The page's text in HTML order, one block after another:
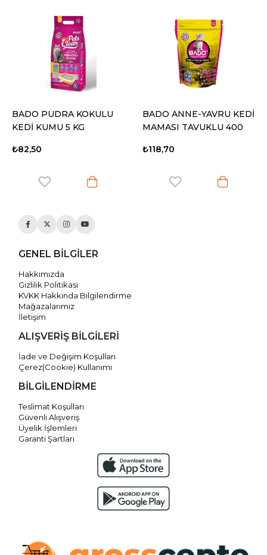
BADO PUDRA KOKULU
KEDİ KUMU 5 KG
₺82,50
BADO ANNE-YAVRU KEDİ
MAMASI TAVUKLU 400
₺118,70
GENEL BİLGİLER
Hakkımızda
Gizlilik Politikası
KVKK Hakkında Bilgilendirme
Mağazalarımız
İletişim
ALIŞVERİŞ BİLGİLERİ
İade ve Değişim Koşulları
Çerez(Cookie) Kullanımı
BİLGİLENDİRME
Teslimat Koşulları
Güvenli Alışveriş
Üyelik İşlemleri
Garanti Şartları